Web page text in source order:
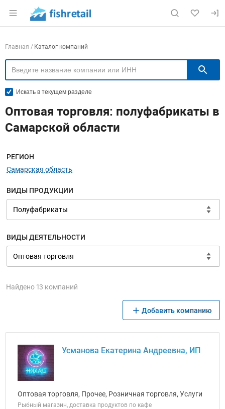
Раздел навигации по сайту fishretail.ru
Навигация по компаниям
Главная Каталог компаний
Искать в текущем разделе
Оптовая торговля: полуфабрикаты в
Самарской области
Меню навигации
РЕГИОН
Самарская область
ВИДЫ ПРОДУКЦИИ
ВИДЫ ДЕЯТЕЛЬНОСТИ
Найдено 13 компаний
Добавить компанию
Усманова Екатерина Андреевна, ИП
Оптовая торговля, Прочее, Розничная торговля, Услуги
Рыбный магазин, доставка продуктов по кафе